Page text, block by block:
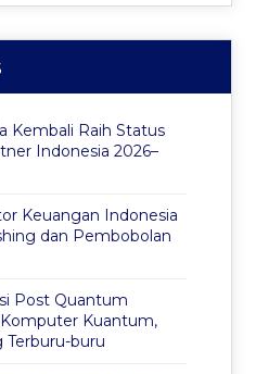
Kembali Raih Status
Indonesia 2026–
Keuangan Indonesia
dan Pembobolan
Post Quantum
Kuantum,
Terburu-buru